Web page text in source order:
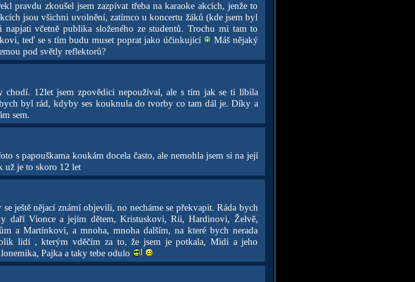
pravdu zkoušel jsem zazpívat třeba na karaoke akcích, jenže to
jsou všichni uvolnění, zatímco u koncertu žáků (kde jsem byl
včetně publika složeného ze studentů. Trochu mi tam to
teď se s tím budu muset poprat jako účinkující
Máš nějaký
pod světly reflektorů?
chodí. 12let jsem zpovědici nepoužíval, ale s tím jak se ti líbila
byl rád, kdyby ses kouknula do tvorby co tam dál je. Díky a
sem.
s papouškama koukám docela často, ale nemohla jsem si na její
už je to skoro 12 let
ještě nějací známí objevili, no necháme se překvapit. Ráda bych
daří Vionce a jejím dětem, Kristuskovi, Rii, Hardinovi, Želvě,
a Martínkovi, a mnoha, mnoha dalším, na které bych nerada
lidí , kterým vděčím za to, že jsem je potkala, Midi a jeho
Pajka a taky tebe odulo